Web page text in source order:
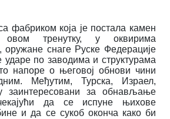
фабриком која је постала камен
тренутку, у оквирима
снаге Руске Федерације
по заводима и структурама
напоре о његовој обнови чини
Међутим, Турска, Израел,
за обнављање
да се испуне њихове
и да се сукоб оконча како би